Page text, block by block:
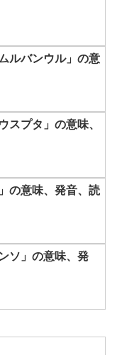
ルバンウル」の意
スプタ」の意味、
の意味、発音、読
ソ」の意味、発